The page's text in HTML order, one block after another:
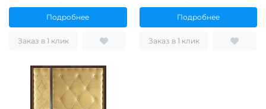
Подробнее
Заказ в 1 клик
Подробнее
Заказ в 1 клик